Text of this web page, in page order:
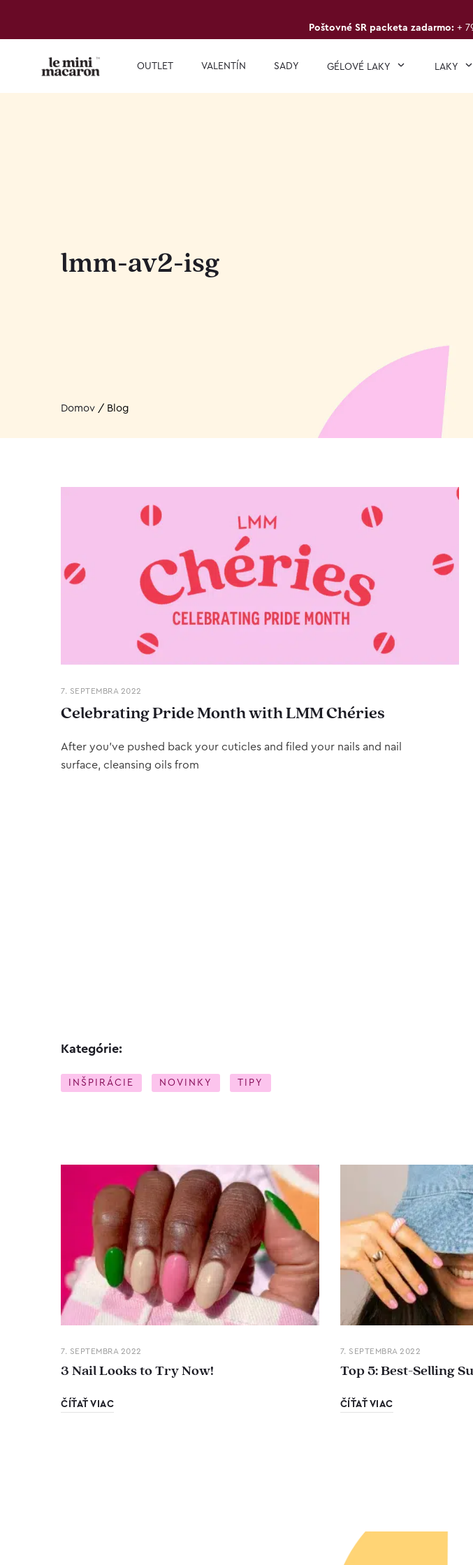
Poštovné SR packeta zadarmo: +
OUTLET VALENTÍN SADY GÉLOVÉ LAKY LAKY
lmm-av2-isg
Domov / Blog
7. SEPTEMBRA 2022
Celebrating Pride Month with LMM Chéries
After you’ve pushed back your cuticles and filed your nails and nail
surface, cleansing oils from
Kategórie:
INŠPIRÁCIE NOVINKY TIPY
7. SEPTEMBRA 2022
3 Nail Looks to Try Now!
ČÍŤAŤ VIAC
7. SEPTEMBRA 2022
Top 5: Best-Selling
ČÍŤAŤ VIAC